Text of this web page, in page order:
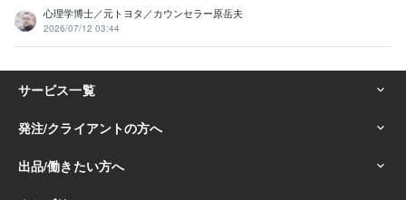
心理学博士／元トヨタ／カウンセラー原岳夫
2026/07/12 03:44